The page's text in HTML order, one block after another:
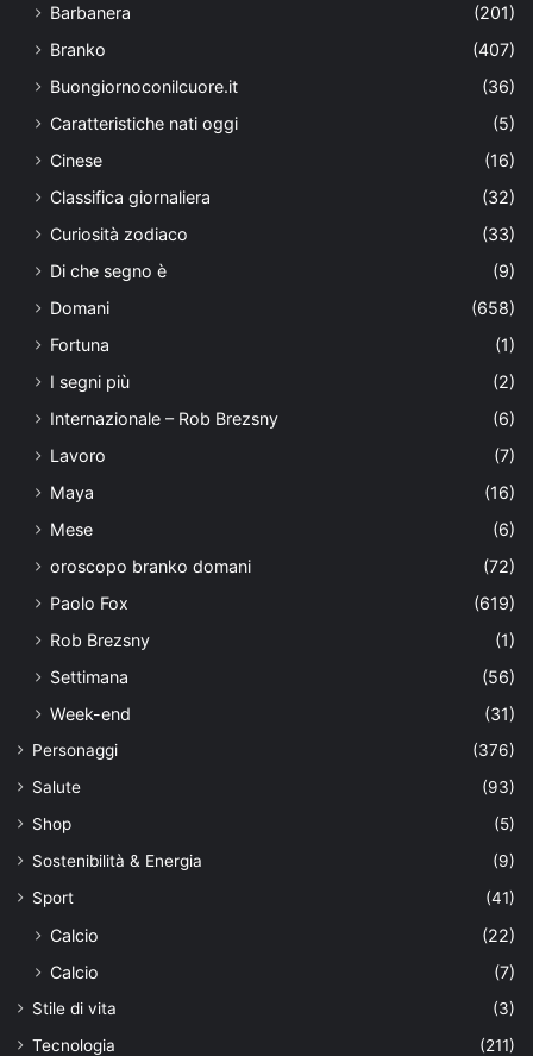
Barbanera
(201)
Branko
(407)
Buongiornoconilcuore.it
(36)
Caratteristiche nati oggi
(5)
Cinese
(16)
Classifica giornaliera
(32)
Curiosità zodiaco
(33)
Di che segno è
(9)
Domani
(658)
Fortuna
(1)
I segni più
(2)
Internazionale – Rob Brezsny
(6)
Lavoro
(7)
Maya
(16)
Mese
(6)
oroscopo branko domani
(72)
Paolo Fox
(619)
Rob Brezsny
(1)
Settimana
(56)
Week-end
(31)
Personaggi
(376)
Salute
(93)
Shop
(5)
Sostenibilità & Energia
(9)
Sport
(41)
Calcio
(22)
Calcio
(7)
Stile di vita
(3)
Tecnologia
(211)